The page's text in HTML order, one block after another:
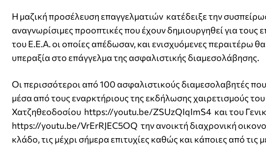
Η μαζική προσέλευση επαγγελματιών κατέδειξε την
αναγνωρίσιμες προοπτικές που έχουν δημιουργηθεί για
του Ε.Ε.Α. οι οποίες απέδωσαν, και ενισχυόμενες περαιτέρω
υπεραξία στο επάγγελμα της ασφαλιστικής διαμεσολάβησης.
Οι περισσότεροι από 100 ασφαλιστικούς διαμεσολαβητές
μέσα από τους εναρκτήριους της εκδήλωσης χαιρετισμούς
Χατζηθεοδοσίου https://youtu.be/ZSUzQIqImS4 και του
https://youtu.be/VrErRJEC5OQ την ανοικτή διαχρονική
κλάδο, τις μέχρι σήμερα επιτυχίες καθώς και κάποιες από τις